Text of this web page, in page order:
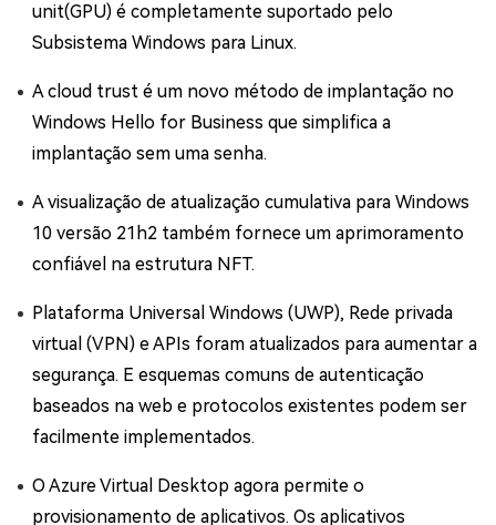
unit(GPU) é completamente suportado pelo
Subsistema Windows para Linux.
A cloud trust é um novo método de implantação no
Windows Hello for Business que simplifica a
implantação sem uma senha.
A visualização de atualização cumulativa para Windows
10 versão 21h2 também fornece um aprimoramento
confiável na estrutura NFT.
Plataforma Universal Windows (UWP), Rede privada
virtual (VPN) e APIs foram atualizados para aumentar a
segurança. E esquemas comuns de autenticação
baseados na web e protocolos existentes podem ser
facilmente implementados.
O Azure Virtual Desktop agora permite o
provisionamento de aplicativos. Os aplicativos